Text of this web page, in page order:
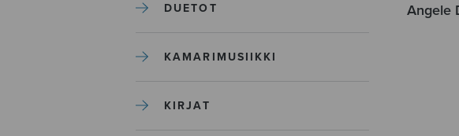
DUETOT
KAMARIMUSIIKKI
KIRJAT
Angele